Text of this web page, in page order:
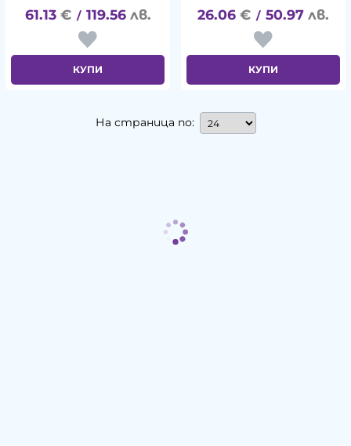
61.13 € / 119.56 лв.
КУПИ
26.06 € / 50.97 лв.
КУПИ
На страница по: